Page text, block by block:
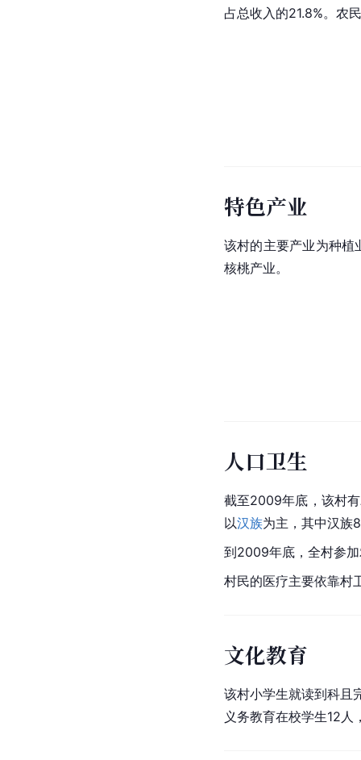
占总收入的21.8%。农
特色产业
该村的主要产业为种植
核桃产业。
人口卫生
截至2009年底，该村
以汉族为主，其中汉族
到2009年底，全村参
村民的医疗主要依靠村
文化教育
该村小学生就读到科且
义务教育在校学生12